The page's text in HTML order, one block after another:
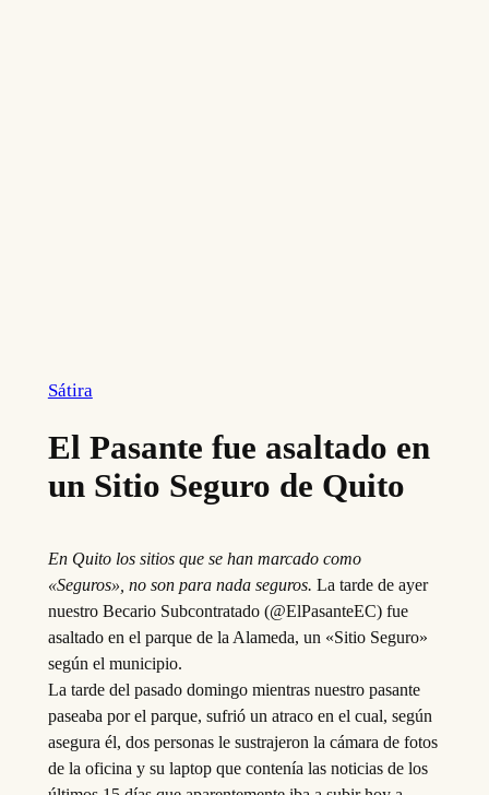
Sátira
El Pasante fue asaltado en
un Sitio Seguro de Quito
En Quito los sitios que se han marcado como
«Seguros», no son para nada seguros. La tarde de ayer
nuestro Becario Subcontratado (@ElPasanteEC) fue
asaltado en el parque de la Alameda, un «Sitio Seguro»
según el municipio.
La tarde del pasado domingo mientras nuestro pasante
paseaba por el parque, sufrió un atraco en el cual, según
asegura él, dos personas le sustrajeron la cámara de fotos
de la oficina y su laptop que contenía las noticias de los